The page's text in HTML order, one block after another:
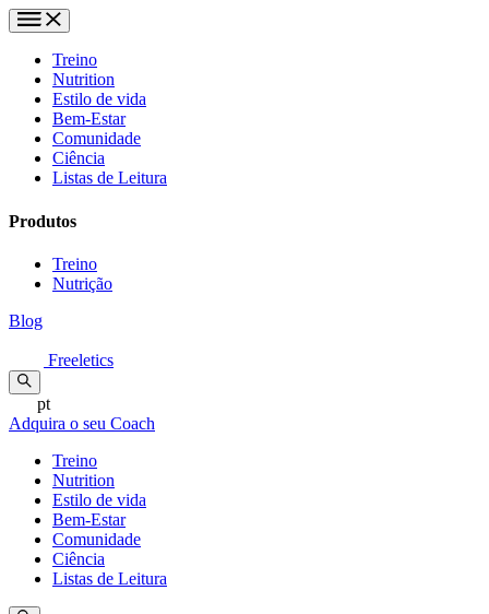
Treino
Nutrition
Estilo de vida
Bem-Estar
Comunidade
Ciência
Listas de Leitura
Produtos
Treino
Nutrição
Blog
Freeletics
pt
Adquira o seu Coach
Treino
Nutrition
Estilo de vida
Bem-Estar
Comunidade
Ciência
Listas de Leitura